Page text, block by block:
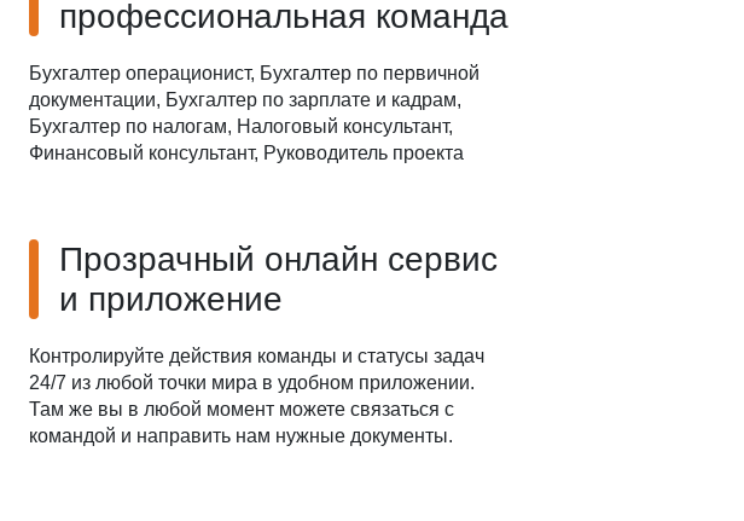
профессиональная команда
Бухгалтер операционист, Бухгалтер по первичной
документации, Бухгалтер по зарплате и кадрам,
Бухгалтер по налогам, Налоговый консультант,
Финансовый консультант, Руководитель проекта
Прозрачный онлайн сервис
и приложение
Контролируйте действия команды и статусы задач
24/7 из любой точки мира в удобном приложении.
Там же вы в любой момент можете связаться с
командой и направить нам нужные документы.